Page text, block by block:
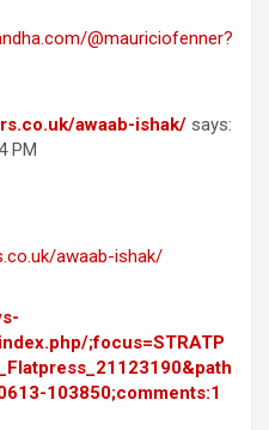
@mauriciofenner?
awaab-ishak/ says:
PM
awaab-ishak/
;focus=STRATP
103850;comments:1